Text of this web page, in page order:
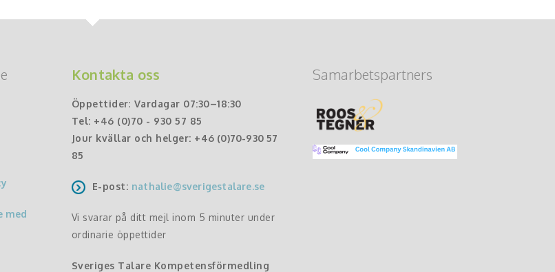
med
Kontakta oss
Öppettider: Vardagar 07:30–18:30
Tel: +46 (0)70 - 930 57 85
Jour kvällar och helger: +46 (0)70-930 57
85
E-post: nathalie@sverigestalare.se
Vi svarar på ditt mejl inom 5 minuter under
ordinarie öppettider
Sveriges Talare Kompetensförmedling
Samarbetspartners